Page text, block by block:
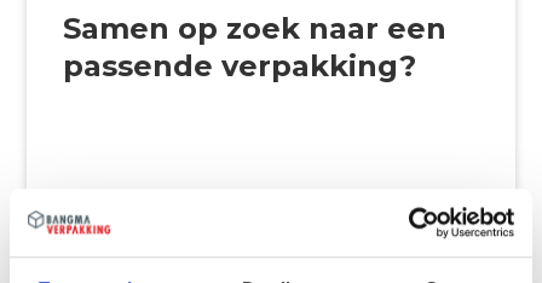
Samen op zoek naar een
passende verpakking?